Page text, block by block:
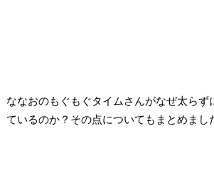
ななおのもぐもぐタイムさんがなぜ太らず
ているのか？その点についてもまとめまし